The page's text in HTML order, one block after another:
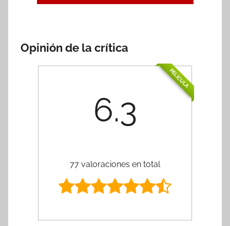
Opinión de la crítica
PELÍCULA
6.3
77 valoraciones en total